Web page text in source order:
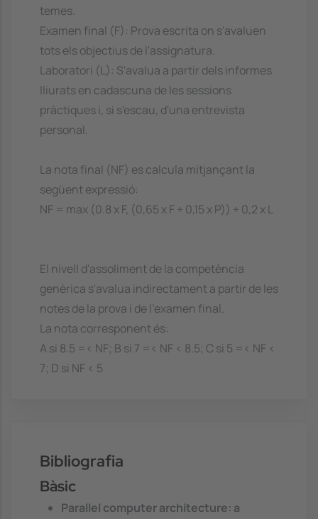
temes.
Examen final (F): Prova escrita on s'avaluen
tots els objectius de l'assignatura.
Laboratori (L): S'avalua a partir dels informes
lliurats en cadascuna de les sessions
pràctiques i, si s'escau, d'una entrevista
personal.
La nota final (NF) es calcula mitjançant la
següent expressió:
NF = max (0.8 x F, (0,65 x F + 0,15 x P)) + 0,2 x L
El nivell d'assoliment de la competència
genèrica s'avalua indirectament a partir de les
notes de la prova i de l'examen final.
La nota corresponent és:
A si 8.5 =< NF; B si 7 =< NF < 8.5; C si 5 =< NF <
7; D si NF < 5
Bibliografia
Bàsic
Parallel computer architecture: a